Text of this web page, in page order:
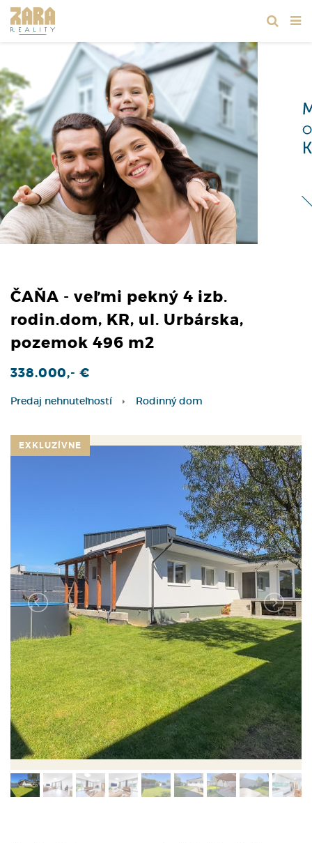
ČAŇA - veľmi pekný 4 izb.
rodin.dom, KR, ul. Urbárska,
pozemok 496 m2
338.000,- €
Predaj nehnuteľností Rodinný dom
EXKLUZÍVNE